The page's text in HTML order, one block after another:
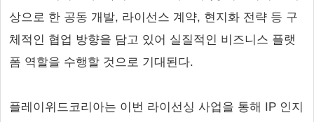
상으로 한 공동 개발, 라이선스 계약, 현지화 전략 등 구
체적인 협업 방향을 담고 있어 실질적인 비즈니스 플랫
폼 역할을 수행할 것으로 기대된다.
플레이위드코리아는 이번 라이선싱 사업을 통해 IP 인지